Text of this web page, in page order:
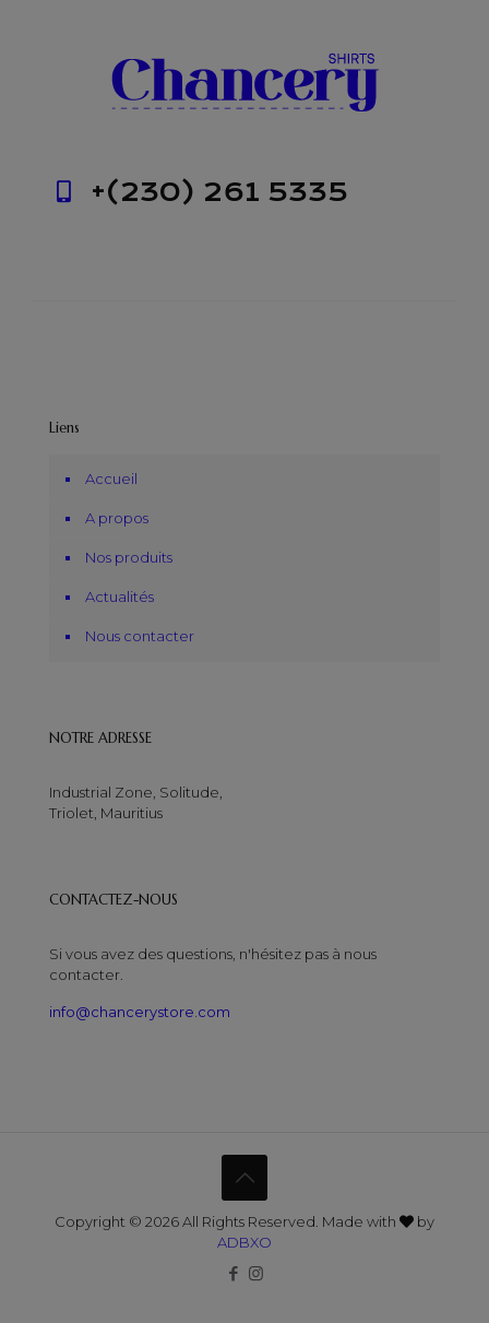
+(230) 261 5335
Liens
Accueil
A propos
Nos produits
Actualités
Nous contacter
NOTRE ADRESSE
Industrial Zone, Solitude,
Triolet, Mauritius
CONTACTEZ-NOUS
Si vous avez des questions, n'hésitez pas à nous
contacter.
info@chancerystore.com
Copyright © 2026 All Rights Reserved. Made with
by
ADBXO